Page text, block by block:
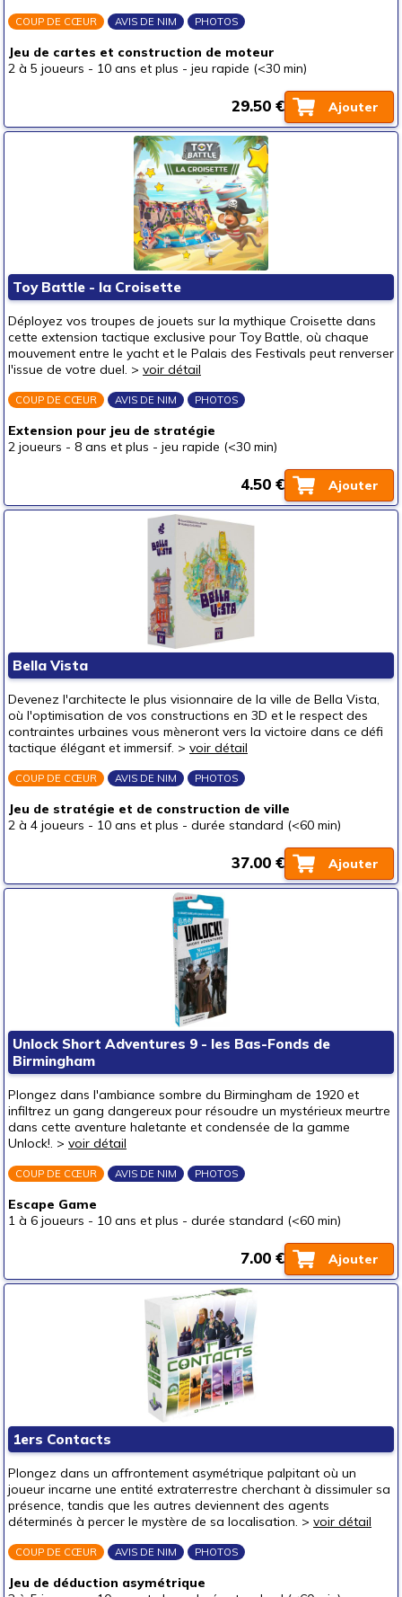
COUP DE CŒUR AVIS DE NIM PHOTOS
Jeu de cartes et construction de moteur
2 à 5 joueurs - 10 ans et plus - jeu rapide (<30 min)
Ajouter
29.50 €
Toy Battle - la Croisette
Déployez vos troupes de jouets sur la mythique Croisette dans
cette extension tactique exclusive pour Toy Battle, où chaque
mouvement entre le yacht et le Palais des Festivals peut renverser
l'issue de votre duel. > voir détail
COUP DE CŒUR AVIS DE NIM PHOTOS
Extension pour jeu de stratégie
2 joueurs - 8 ans et plus - jeu rapide (<30 min)
Ajouter
4.50 €
Bella Vista
Devenez l'architecte le plus visionnaire de la ville de Bella Vista,
où l'optimisation de vos constructions en 3D et le respect des
contraintes urbaines vous mèneront vers la victoire dans ce défi
tactique élégant et immersif. > voir détail
COUP DE CŒUR AVIS DE NIM PHOTOS
Jeu de stratégie et de construction de ville
2 à 4 joueurs - 10 ans et plus - durée standard (<60 min)
Ajouter
37.00 €
Unlock Short Adventures 9 - les Bas-Fonds de
Birmingham
Plongez dans l'ambiance sombre du Birmingham de 1920 et
infiltrez un gang dangereux pour résoudre un mystérieux meurtre
dans cette aventure haletante et condensée de la gamme
Unlock!. > voir détail
COUP DE CŒUR AVIS DE NIM PHOTOS
Escape Game
1 à 6 joueurs - 10 ans et plus - durée standard (<60 min)
Ajouter
7.00 €
1ers Contacts
Plongez dans un affrontement asymétrique palpitant où un
joueur incarne une entité extraterrestre cherchant à dissimuler sa
présence, tandis que les autres deviennent des agents
déterminés à percer le mystère de sa localisation. > voir détail
COUP DE CŒUR AVIS DE NIM PHOTOS
Jeu de déduction asymétrique